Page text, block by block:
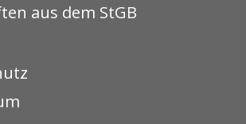
aus dem StGB